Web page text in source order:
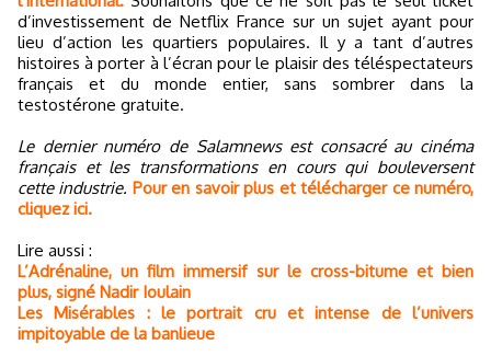
d’investissement de Netflix France sur un sujet ayant pour
lieu d’action les quartiers populaires. Il y a tant d’autres
histoires à porter à l’écran pour le plaisir des téléspectateurs
français et du monde entier, sans sombrer dans la
testostérone gratuite.
Le dernier numéro de Salamnews est consacré au cinéma
français et les transformations en cours qui bouleversent
cette industrie. Pour en savoir plus et télécharger ce numéro,
cliquez ici.
Lire aussi :
L’Adrénaline, un film immersif sur le cross-bitume et bien
plus, signé Nadir Ioulain
Les Misérables : le portrait cru et intense de l’univers
impitoyable de la banlieue